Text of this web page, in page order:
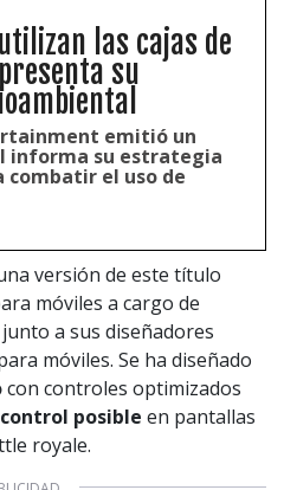
las cajas de
su
emitió un
informa su estrategia
el uso de
versión de este título
móviles a cargo de
a sus diseñadores
móviles. Se ha diseñado
con controles optimizados
posible en pantallas
royale.